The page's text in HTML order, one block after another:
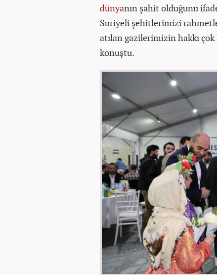
dünyanın şahit olduğunu
Suriyeli şehitlerimizi
atılan gazilerimizin hakkı
konuştu.